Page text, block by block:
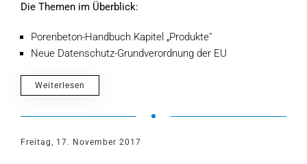
Die Themen im Überblick:
Porenbeton-Handbuch Kapitel „Produkte"
Neue Datenschutz-Grundverordnung der EU
Weiterlesen
Freitag, 17. November 2017